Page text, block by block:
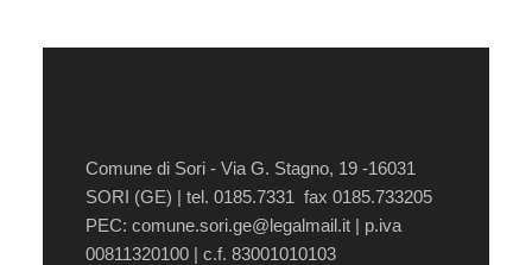
Comune di Sori - Via G. Stagno, 19 -16031
SORI (GE) | tel. 0185.7331 fax 0185.733205
PEC: comune.sori.ge@legalmail.it | p.iva
00811320100 | c.f. 83001010103